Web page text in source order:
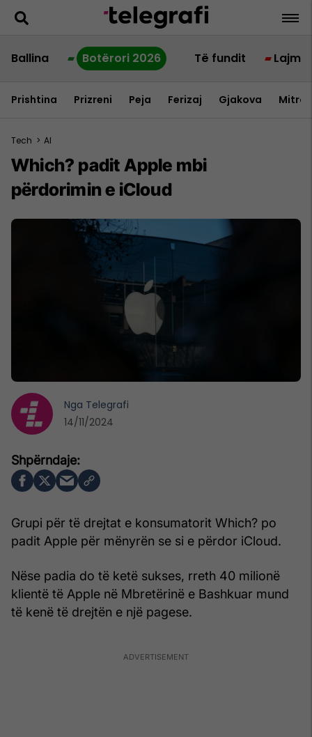
Ballina Botërori 2026 Të fundit Lajme
Prishtina Prizreni Peja Ferizaj Gjakova
Tech > AI
Which? padit Apple mbi
përdorimin e iCloud
Grupi për të drejtat e konsumatorit Which? po
padit Apple për mënyrën se si e përdor iCloud.
Nëse padia do të ketë sukses, rreth 40 milionë
klientë të Apple në Mbretërinë e Bashkuar mund
të kenë të drejtën e një pagese.
Nga Telegrafi
14/11/2024